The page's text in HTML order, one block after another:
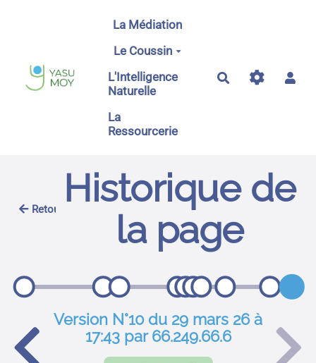
Aller au contenu principal
La Médiation
Le Coussin
L'Intelligence
Naturelle
La
Ressourcerie
Rechercher
Retour
Historique de
la page
Version N°10 du 29 mars 26 à
17:43 par 66.249.66.6